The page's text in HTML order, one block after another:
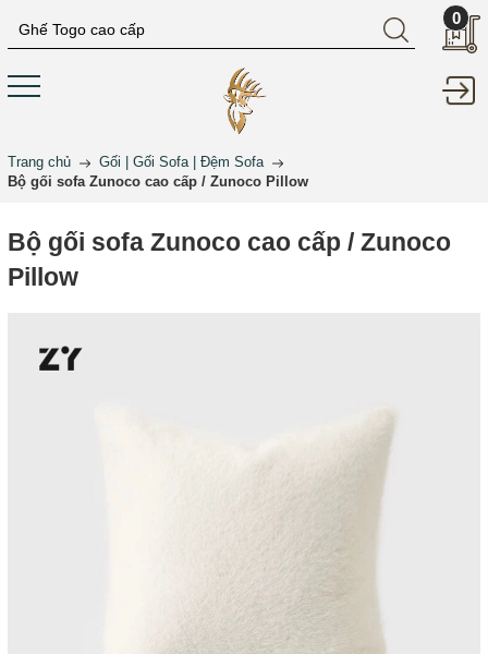
0
Trang chủ
Gối | Gối Sofa | Đệm Sofa
Bộ gối sofa Zunoco cao cấp / Zunoco Pillow
Bộ gối sofa Zunoco cao cấp / Zunoco
Pillow